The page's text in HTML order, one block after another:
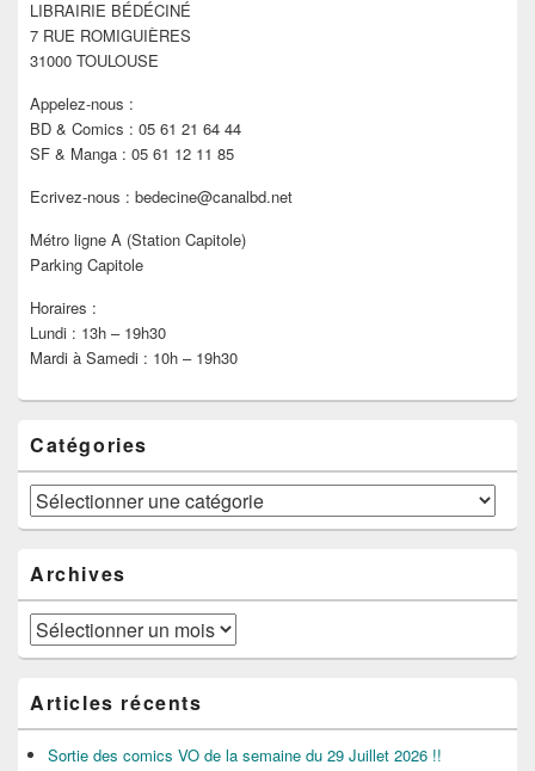
barre
latérale
LIBRAIRIE BÉDÉCINÉ
7 RUE ROMIGUIÈRES
31000 TOULOUSE
Appelez-nous :
BD & Comics : 05 61 21 64 44
SF & Manga : 05 61 12 11 85
Ecrivez-nous : bedecine@canalbd.net
Métro ligne A (Station Capitole)
Parking Capitole
Horaires :
Lundi : 13h – 19h30
Mardi à Samedi : 10h – 19h30
Catégories
Catégories
Archives
Archives
Articles récents
Sortie des comics VO de la semaine du 29 Juillet 2026 !!